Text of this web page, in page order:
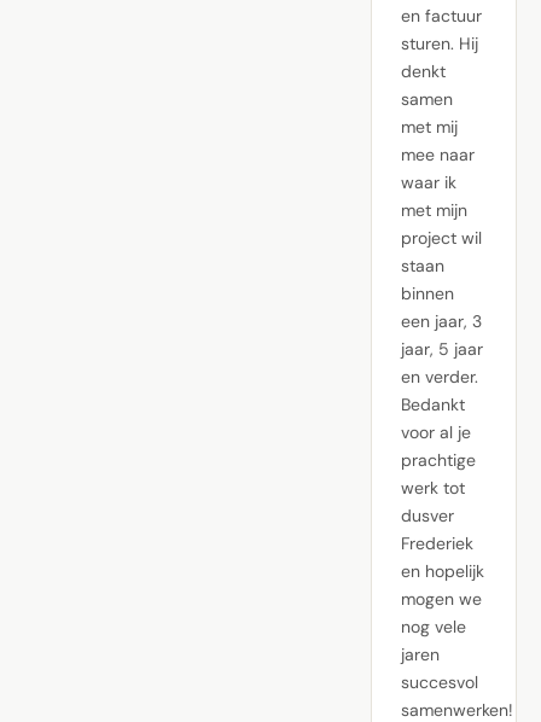
en factuur
sturen. Hij
denkt
samen
met mij
mee naar
waar ik
met mijn
project wil
staan
binnen
een jaar, 3
jaar, 5 jaar
en verder.
Bedankt
voor al je
prachtige
werk tot
dusver
Frederiek
en hopelijk
mogen we
nog vele
jaren
succesvol
samenwerken!